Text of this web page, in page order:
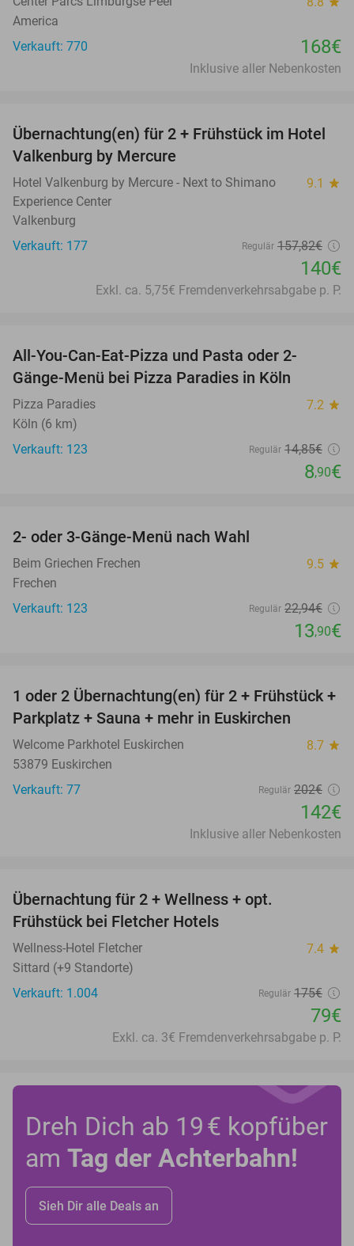
America
Verkauft: 770
168€
Inklusive aller Nebenkosten
11%
Übernachtung(en) für 2 + Frühstück im Hotel
Valkenburg by Mercure
Hotel Valkenburg by Mercure - Next to Shimano
Experience Center
9.1 star
Valkenburg
Verkauft: 177
Regulär 157,82€
140€
Exkl. ca. 5,75€ Fremdenverkehrsabgabe p. P.
All-You-Can-Eat-Pizza und Pasta oder 2-
Gänge-Menü bei Pizza Paradies in Köln
Pizza Paradies 7.2 star
Köln (6 km)
Verkauft: 123
Regulär 14,85€
8,90€
2- oder 3-Gänge-Menü nach Wahl
Beim Griechen Frechen 9.5 star
Frechen
Verkauft: 123
Regulär 22,94€
13,90€
30%
1 oder 2 Übernachtung(en) für 2 + Frühstück +
Parkplatz + Sauna + mehr in Euskirchen
Welcome Parkhotel Euskirchen 8.7 star
53879 Euskirchen
Verkauft: 77
Regulär 202€
142€
Inklusive aller Nebenkosten
Übernachtung für 2 + Wellness + opt.
Frühstück bei Fletcher Hotels
Wellness-Hotel Fletcher 7.4 star
Sittard (+9 Standorte)
Verkauft: 1.004
Regulär 175€
79€
Exkl. ca. 3€ Fremdenverkehrsabgabe p. P.
Dreh Dich ab 19 € kopfüber
am Tag der Achterbahn!
Sieh Dir alle Deals an